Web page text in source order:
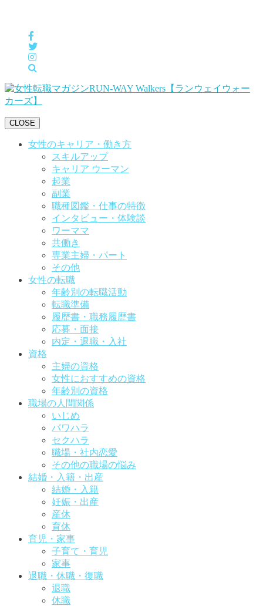
CLOSE
女性のキャリア・働き方
スキルアップ
キャリア ウーマン
起業
副業
職種図鑑・仕事の特徴
インタビュー・体験談
ワーママ
共働き
専業主婦・パート
その他
女性の転職
年齢別の転職活動
転職準備
履歴書・職務履歴書
応募・面接
内定・退職・入社
資格
主婦の資格
女性におすすめの資格
年齢別の資格
職場の人間関係
いじめ
パワハラ
セクハラ
職場・社内恋愛
その他の職場の悩み
結婚・入籍・出産
結婚・入籍
妊娠・出産
産休
育休
育児・家事
子育て・育児
家事
退職・休職・復職
退職
休職